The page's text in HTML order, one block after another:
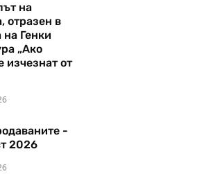
на
отразен в
на Генки
„Ако
изчезнат от
-
2026